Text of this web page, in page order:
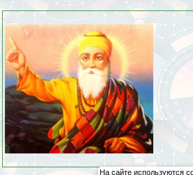
На сайте используются